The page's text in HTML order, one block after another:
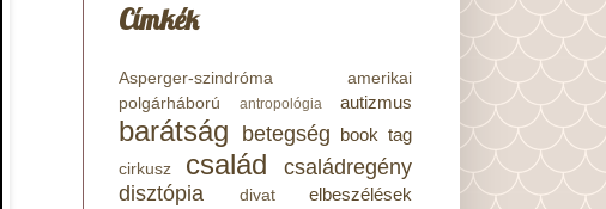
Címkék
Asperger-szindróma
amerikai
polgárháború
antropológia autizmus
barátság betegség book tag
cirkusz család
családregény
disztópia
divat elbeszélések